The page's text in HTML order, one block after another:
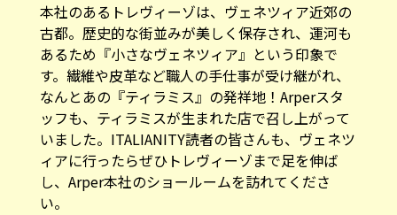
本社のあるトレヴィーゾは、ヴェネツィア近郊の
古都。歴史的な街並みが美しく保存され、運河も
あるため『小さなヴェネツィア』という印象で
す。繊維や皮革など職人の手仕事が受け継がれ、
なんとあの『ティラミス』の発祥地！Arperスタ
ッフも、ティラミスが生まれた店で召し上がって
いました。ITALIANITY読者の皆さんも、ヴェネツ
ィアに行ったらぜひトレヴィーゾまで足を伸ば
し、Arper本社のショールームを訪れてくださ
い。